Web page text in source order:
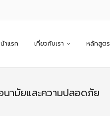
าแรก เกี่ยวกับเรา หลักสูตร
นามัยและความปลอดภัย